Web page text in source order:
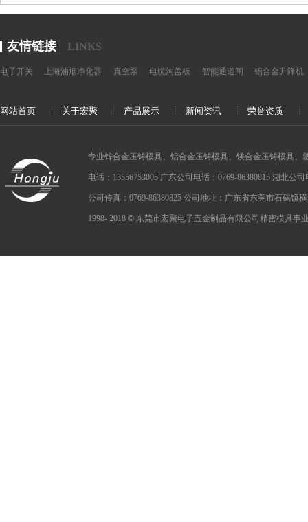
友情链接 LINKS
电子开关 上海油烟净化器 真空泵 电缆沟盖板 智能通道闸 铝合金升降机
网站首页 关于宏聚 产品展示 新闻资讯 荣誉资质
专业锌合金压铸模具、铝合金压铸模具、镁合金压铸模具、
电话：13556753005 广东公司电话：0769-86380815 湖北公
公司传真：0769-86380825 公司地址：广东省东莞市石碣镇
1998- 2018 © 东莞市宏聚电子五金制品有限公司精密模具事